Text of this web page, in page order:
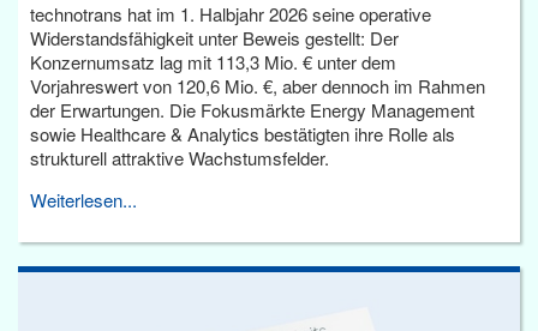
technotrans hat im 1. Halbjahr 2026 seine operative
Widerstandsfähigkeit unter Beweis gestellt: Der
Konzernumsatz lag mit 113,3 Mio. € unter dem
Vorjahreswert von 120,6 Mio. €, aber dennoch im Rahmen
der Erwartungen. Die Fokusmärkte Energy Management
sowie Healthcare & Analytics bestätigten ihre Rolle als
strukturell attraktive Wachstumsfelder.
Weiterlesen...